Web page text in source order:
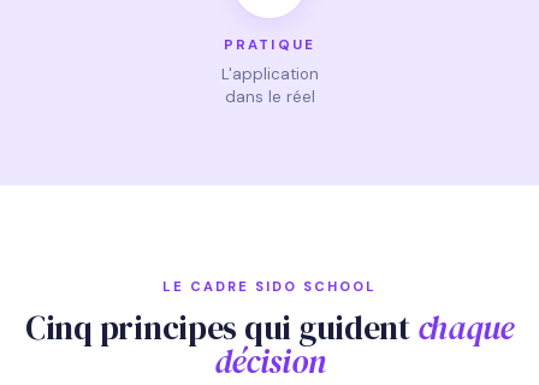
PRATIQUE
L'application
dans le réel
LE CADRE SIDO SCHOOL
Cinq principes qui guidentchaque
décision